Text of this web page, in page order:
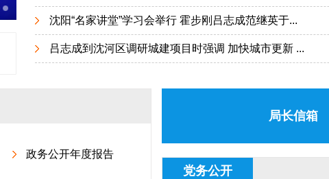
市委常委会召开会议 认真学习习近平总书记在庆祝中国共产党成立105周年...
沈阳“名家讲堂”学习会举行 霍步刚吕志成范继英于...
吕志成到沈河区调研城建项目时强调 加快城市更新 ...
政务公开年度报告
局长信箱
党务公开